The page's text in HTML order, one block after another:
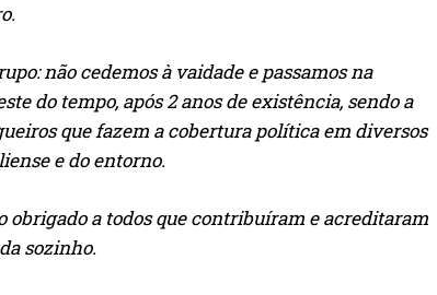
não cedemos à vaidade e passamos na
do tempo, após 2 anos de existência, sendo a
que fazem a cobertura política em diversos
e do entorno.
a todos que contribuíram e acreditaram
sozinho.